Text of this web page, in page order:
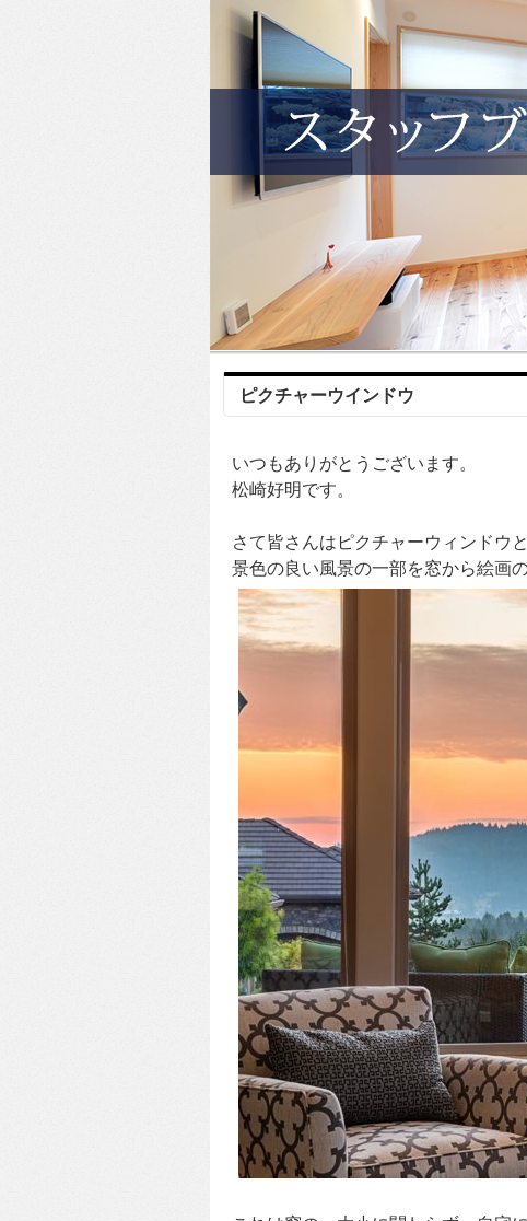
ピクチャーウインドウ
いつもありがとうございます。
松崎好明です。
さて皆さんはピクチャーウィンドウ
景色の良い風景の一部を窓から絵画